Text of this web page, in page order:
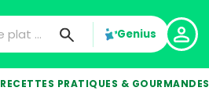
Genius
RECETTES PRATIQUES & GOURMANDES